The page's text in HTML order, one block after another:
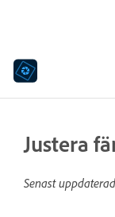
Justera
Senast